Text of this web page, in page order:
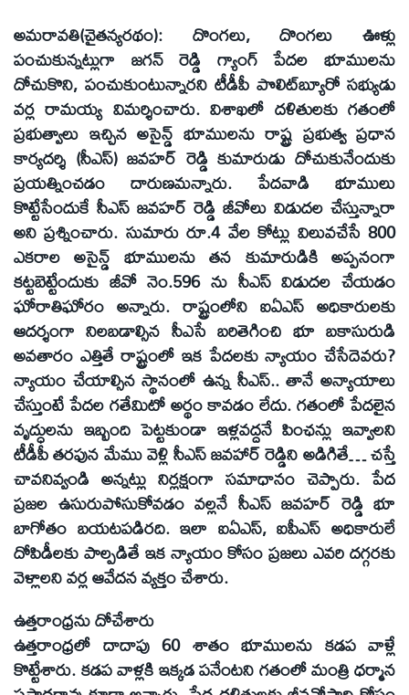
అమరావతి(చైతన్యరథం): దొంగలు, దొంగలు ఊళ్లు
పంచుకున్నట్లుగా జగన్‌ రెడ్డి గ్యాంగ్‌ పేదల భూములను
దోచుకొని, పంచుకుంటున్నారని టీడీపీ పొలిట్‌బ్యూరో సభ్యుడు
వర్ల రామయ్య విమర్శించారు. విశాఖలో దళితులకు గతంలో
ప్రభుత్వాలు ఇచ్చిన అసైన్డ్‌ భూములను రాష్ట్ర ప్రభుత్వ ప్రధాన
కార్యదర్శి (సీఎస్‌) జవహర్‌ రెడ్డి కుమారుడు దోచుకునేందుకు
ప్రయత్నించడం దారుణమన్నారు. పేదవాడి భూములు
కొట్టేసేందుకే సీఎస్‌ జవహర్‌ రెడ్డి జీవోలు విడుదల చేస్తున్నారా
అని ప్రశ్నించారు. సుమారు రూ.4 వేల కోట్లు విలువచేసే 800
ఎకరాల అసైన్డ్‌ భూములను తన కుమారుడికి అప్పనంగా
కట్టబెట్టేందుకు జీవో నెం.596 ను సీఎస్‌ విడుదల చేయడం
ఘోరాతిఘోరం అన్నారు. రాష్ట్రంలోని ఐఏఎస్‌ అధికారులకు
ఆదర్శంగా నిలబడాల్సిన సీఎసే బరితెగించి భూ బకాసురుడి
అవతారం ఎత్తితే రాష్ట్రంలో ఇక పేదలకు న్యాయం చేసేదెవరు?
న్యాయం చేయాల్సిన స్థానంలో ఉన్న సీఎస్‌.. తానే అన్యాయాలు
చేస్తుంటే పేదల గతేమిటో అర్థం కావడం లేదు. గతంలో పేదలైన
వృద్ధులను ఇబ్బంది పెట్టకుండా ఇళ్లవద్దనే పింఛన్లు ఇవ్వాలని
టీడీపీ తరఫున మేము వెళ్లి సీఎస్‌ జవహార్‌ రెడ్డిని అడిగితే… చస్తే
చావనివ్వండి అన్నట్లు నిర్లక్షంగా సమాధానం చెప్పారు. పేద
ప్రజల ఉసురుపోసుకోవడం వల్లనే సీఎస్‌ జవహర్‌ రెడ్డి భూ
బాగోతం బయటపడిరది. ఇలా ఐఏఎస్‌, ఐపీఎస్‌ అధికారులే
దోపిడీలకు పాల్పడితే ఇక న్యాయం కోసం ప్రజలు ఎవరి దగ్గరకు
వెళ్లాలని వర్ల ఆవేదన వ్యక్తం చేశారు.
ఉత్తరాంధ్రను దోచేశారు
ఉత్తరాంధ్రలో దాదాపు 60 శాతం భూములను కడప వాళ్లే
కొట్టేశారు. కడప వాళ్లకి ఇక్కడ పనేంటని గతంలో మంత్రి ధర్మాన